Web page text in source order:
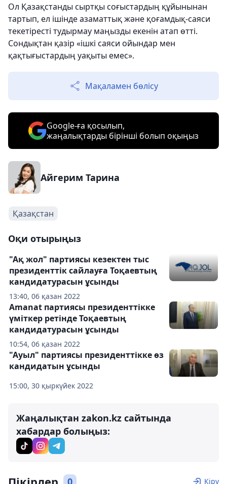
Ол Қазақстанды сыртқы соғыстардың құйынынан
тартып, ел ішінде азаматтық және қоғамдық-саяси
текетіресті тудырмау маңызды екенін атап өтті.
Сондықтан қазір «ішкі саяси ойындар мен
қақтығыстардың уақыты емес».
Мақаламен бөлісу
Google-ға қосылып,
жаңалықтарды бірінші болып оқыңыз
Айгерим Тарина
Қазақстан
Оқи отырыңыз
13:40, 06 қазан 2022
"Ақ жол" партиясы кезектен тыс
президенттік сайлауға Тоқаевтың
кандидатурасын ұсынды
10:54, 06 қазан 2022
Amanat партиясы президенттікке
үміткер ретінде Тоқаевтың
кандидатурасын ұсынды
15:00, 30 қыркүйек 2022
"Ауыл" партиясы президенттікке өз
кандидатын ұсынды
Жаңалықтан zakon.kz сайтында
хабардар болыңыз:
0 Кіру